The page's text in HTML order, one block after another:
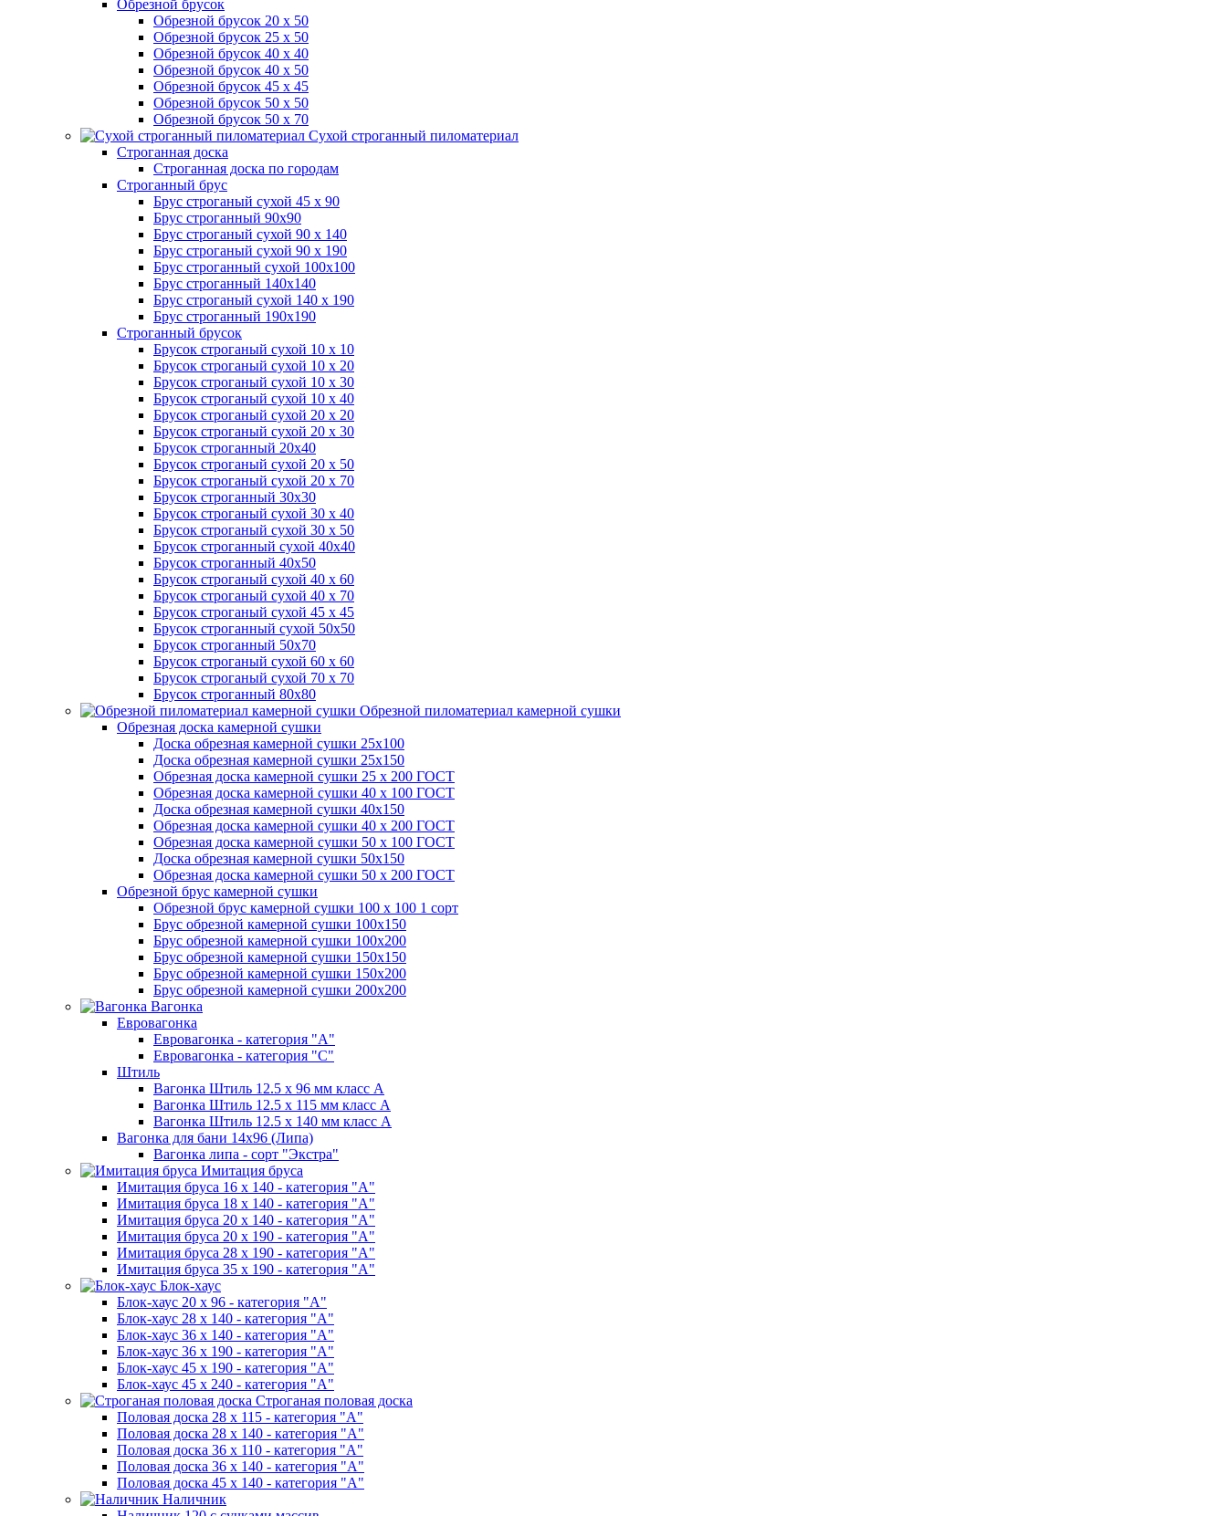
Обрезной брусок
Обрезной брусок 20 х 50
Обрезной брусок 25 х 50
Обрезной брусок 40 х 40
Обрезной брусок 40 х 50
Обрезной брусок 45 х 45
Обрезной брусок 50 х 50
Обрезной брусок 50 х 70
Сухой строганный пиломатериал
Строганная доска
Строганная доска по городам
Строганный брус
Брус строганый сухой 45 х 90
Брус строганный 90х90
Брус строганый сухой 90 х 140
Брус строганый сухой 90 х 190
Брус строганный сухой 100х100
Брус строганный 140х140
Брус строганый сухой 140 х 190
Брус строганный 190х190
Строганный брусок
Брусок строганый сухой 10 х 10
Брусок строганый сухой 10 х 20
Брусок строганый сухой 10 х 30
Брусок строганый сухой 10 х 40
Брусок строганый сухой 20 х 20
Брусок строганый сухой 20 х 30
Брусок строганный 20х40
Брусок строганый сухой 20 х 50
Брусок строганый сухой 20 х 70
Брусок строганный 30х30
Брусок строганый сухой 30 х 40
Брусок строганый сухой 30 х 50
Брусок строганный сухой 40х40
Брусок строганный 40х50
Брусок строганый сухой 40 х 60
Брусок строганый сухой 40 х 70
Брусок строганый сухой 45 х 45
Брусок строганный сухой 50х50
Брусок строганный 50х70
Брусок строганый сухой 60 х 60
Брусок строганый сухой 70 х 70
Брусок строганный 80х80
Обрезной пиломатериал камерной сушки
Обрезная доска камерной сушки
Доска обрезная камерной сушки 25х100
Доска обрезная камерной сушки 25х150
Обрезная доска камерной сушки 25 х 200 ГОСТ
Обрезная доска камерной сушки 40 х 100 ГОСТ
Доска обрезная камерной сушки 40х150
Обрезная доска камерной сушки 40 х 200 ГОСТ
Обрезная доска камерной сушки 50 х 100 ГОСТ
Доска обрезная камерной сушки 50х150
Обрезная доска камерной сушки 50 х 200 ГОСТ
Обрезной брус камерной сушки
Обрезной брус камерной сушки 100 х 100 1 сорт
Брус обрезной камерной сушки 100х150
Брус обрезной камерной сушки 100х200
Брус обрезной камерной сушки 150х150
Брус обрезной камерной сушки 150х200
Брус обрезной камерной сушки 200х200
Вагонка
Евровагонка
Евровагонка - категория "А"
Евровагонка - категория "С"
Штиль
Вагонка Штиль 12.5 х 96 мм класс А
Вагонка Штиль 12.5 х 115 мм класс А
Вагонка Штиль 12.5 х 140 мм класс А
Вагонка для бани 14х96 (Липа)
Вагонка липа - сорт "Экстра"
Имитация бруса
Имитация бруса 16 х 140 - категория "А"
Имитация бруса 18 х 140 - категория "А"
Имитация бруса 20 х 140 - категория "А"
Имитация бруса 20 х 190 - категория "А"
Имитация бруса 28 х 190 - категория "А"
Имитация бруса 35 х 190 - категория "А"
Блок-хаус
Блок-хаус 20 х 96 - категория "А"
Блок-хаус 28 х 140 - категория "А"
Блок-хаус 36 х 140 - категория "А"
Блок-хаус 36 х 190 - категория "А"
Блок-хаус 45 х 190 - категория "А"
Блок-хаус 45 х 240 - категория "А"
Строганая половая доска
Половая доска 28 х 115 - категория "А"
Половая доска 28 х 140 - категория "А"
Половая доска 36 х 110 - категория "А"
Половая доска 36 х 140 - категория "А"
Половая доска 45 х 140 - категория "А"
Наличник